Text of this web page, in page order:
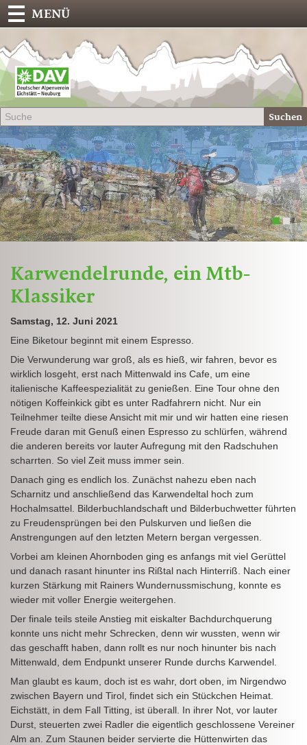
Suchen
MENÜ
1 2
Karwendelrunde, ein Mtb-
Klassiker
Samstag, 12. Juni 2021
Eine Biketour beginnt mit einem Espresso.
Die Verwunderung war groß, als es hieß, wir fahren, bevor es
wirklich losgeht, erst nach Mittenwald ins Cafe, um eine
italienische Kaffeespezialität zu genießen. Eine Tour ohne den
nötigen Koffeinkick gibt es unter Radfahrern nicht. Nur ein
Teilnehmer teilte diese Ansicht mit mir und wir hatten eine riesen
Freude daran mit Genuß einen Espresso zu schlürfen, während
die anderen bereits vor lauter Aufregung mit den Radschuhen
scharrten. So viel Zeit muss immer sein.
Danach ging es endlich los. Zunächst nahezu eben nach
Scharnitz und anschließend das Karwendeltal hoch zum
Hochalmsattel. Bilderbuchlandschaft und Bilderbuchwetter führten
zu Freudensprüngen bei den Pulskurven und ließen die
Anstrengungen auf den letzten Metern bergan vergessen.
Vorbei am kleinen Ahornboden ging es anfangs mit viel Gerüttel
und danach rasant hinunter ins Rißtal nach Hinterriß. Nach einer
kurzen Stärkung mit Rainers Wundernussmischung, konnte es
wieder mit voller Energie weitergehen.
Der finale teils steile Anstieg mit eiskalter Bachdurchquerung
konnte uns nicht mehr Schrecken, denn wir wussten, wenn wir
das geschafft haben, dann rollt es nur noch hinunter bis nach
Mittenwald, dem Endpunkt unserer Runde durchs Karwendel.
Man glaubt es kaum, doch ist es wahr, dort oben, im Nirgendwo
zwischen Bayern und Tirol, findet sich ein Stückchen Heimat.
Eichstätt, in dem Fall Titting, ist überall. In ihrer Not, vor lauter
Durst, steuerten zwei Radler die eigentlich geschlossene Vereiner
Alm an. Zum Staunen beider servierte die Hüttenwirten das